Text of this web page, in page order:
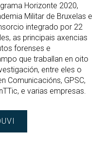
Horizonte 2020,
Militar de Bruxelas e
integrado por 22
as principais axencias
forenses e
que traballan en oito
entre eles o
Comunicacións, GPSC,
e varias empresas.